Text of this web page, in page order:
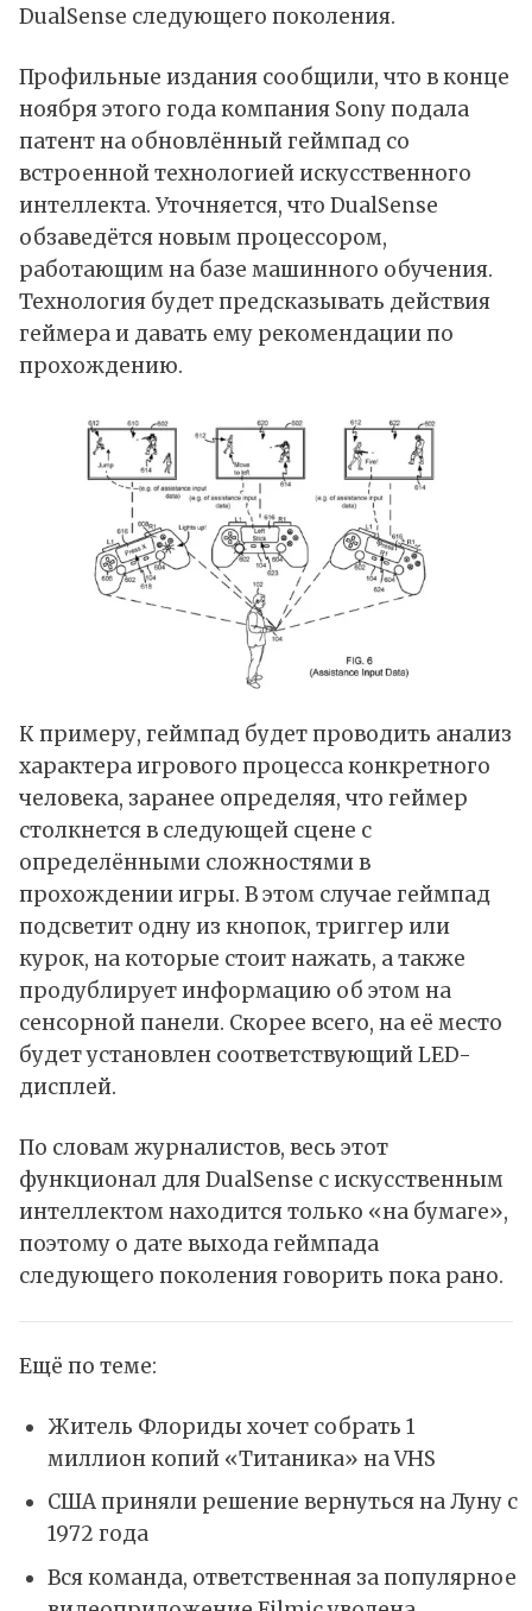
DualSense следующего поколения.
Профильные издания сообщили, что в конце
ноября этого года компания Sony подала
патент на обновлённый геймпад со
встроенной технологией искусственного
интеллекта. Уточняется, что DualSense
обзаведётся новым процессором,
работающим на базе машинного обучения.
Технология будет предсказывать действия
геймера и давать ему рекомендации по
прохождению.
К примеру, геймпад будет проводить анализ
характера игрового процесса конкретного
человека, заранее определяя, что геймер
столкнется в следующей сцене с
определёнными сложностями в
прохождении игры. В этом случае геймпад
подсветит одну из кнопок, триггер или
курок, на которые стоит нажать, а также
продублирует информацию об этом на
сенсорной панели. Скорее всего, на её место
будет установлен соответствующий LED-
дисплей.
По словам журналистов, весь этот
функционал для DualSense с искусственным
интеллектом находится только «на бумаге»,
поэтому о дате выхода геймпада
следующего поколения говорить пока рано.
Ещё по теме:
Житель Флориды хочет собрать 1
миллион копий «Титаника» на VHS
США приняли решение вернуться на Луну с
1972 года
Вся команда, ответственная за популярное